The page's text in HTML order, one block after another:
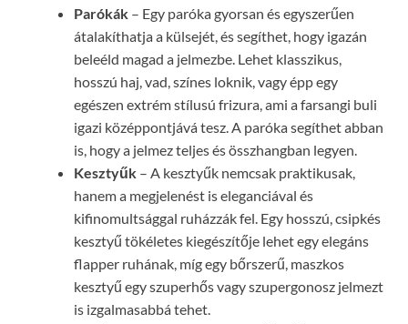
Parókák – Egy paróka gyorsan és egyszerűen
átalakíthatja a külsejét, és segíthet, hogy igazán
beleéld magad a jelmezbe. Lehet klasszikus,
hosszú haj, vad, színes loknik, vagy épp egy
egészen extrém stílusú frizura, ami a farsangi buli
igazi középpontjává tesz. A paróka segíthet abban
is, hogy a jelmez teljes és összhangban legyen.
Kesztyűk – A kesztyűk nemcsak praktikusak,
hanem a megjelenést is eleganciával és
kifinomultsággal ruházzák fel. Egy hosszú, csipkés
kesztyű tökéletes kiegészítője lehet egy elegáns
flapper ruhának, míg egy bőrszerű, maszkos
kesztyű egy szuperhős vagy szupergonosz jelmezt
is izgalmasabbá tehet.